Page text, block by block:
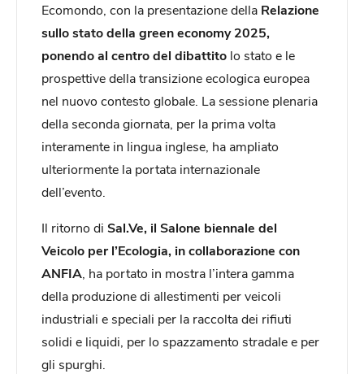
Ecomondo, con la presentazione della Relazione
sullo stato della green economy 2025,
ponendo al centro del dibattito lo stato e le
prospettive della transizione ecologica europea
nel nuovo contesto globale. La sessione plenaria
della seconda giornata, per la prima volta
interamente in lingua inglese, ha ampliato
ulteriormente la portata internazionale
dell’evento.
Il ritorno di Sal.Ve, il Salone biennale del
Veicolo per l’Ecologia, in collaborazione con
ANFIA , ha portato in mostra l’intera gamma
della produzione di allestimenti per veicoli
industriali e speciali per la raccolta dei rifiuti
solidi e liquidi, per lo spazzamento stradale e per
gli spurghi.